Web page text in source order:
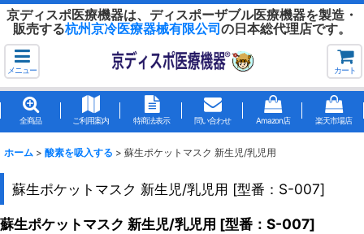
京ディスポ医療機器は、ディスポーザブル医療機器を製造・
販売する杭州京冷医療器械有限公司の日本総代理店です。
メニュー カート
全商品 ご利用案内 特商法表示 問い合わせ Amazon店 楽天市場店
ホーム > 酸素を吸入する > 蘇生ポケットマスク 新生児/乳児用
蘇生ポケットマスク 新生児/乳児用 [型番：S-007]
蘇生ポケットマスク 新生児/乳児用 [型番：S-007]